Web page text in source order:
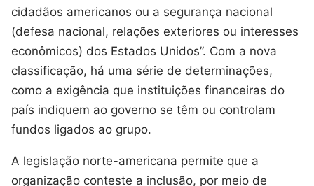
cidadãos americanos ou a segurança nacional
(defesa nacional, relações exteriores ou interesses
econômicos) dos Estados Unidos”. Com a nova
classificação, há uma série de determinações,
como a exigência que instituições financeiras do
país indiquem ao governo se têm ou controlam
fundos ligados ao grupo.
A legislação norte-americana permite que a
organização conteste a inclusão, por meio de